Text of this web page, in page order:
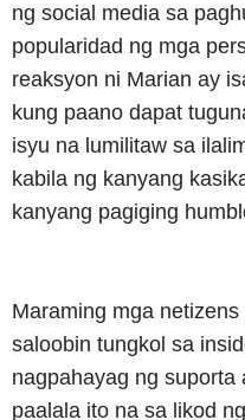
ng social media sa
popularidad ng mga
reaksyon ni Marian ay
kung paano dapat
isyu na lumilitaw sa
kabila ng kanyang
kanyang pagiging
Maraming mga
saloobin tungkol sa
nagpahayag ng suporta
paalala ito na sa likod